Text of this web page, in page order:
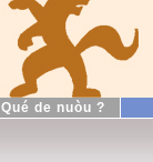
Qué de nuòu ?